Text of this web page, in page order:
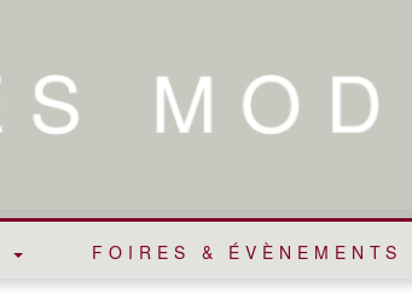
FOIRES & ÉVÈNEMENTS